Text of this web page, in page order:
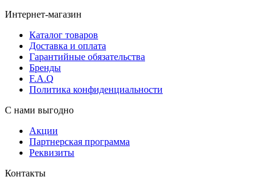
Интернет-магазин
Каталог товаров
Доставка и оплата
Гарантийные обязательства
Бренды
F.A.Q
Политика конфиденциальности
С нами выгодно
Акции
Партнерская программа
Реквизиты
Контакты